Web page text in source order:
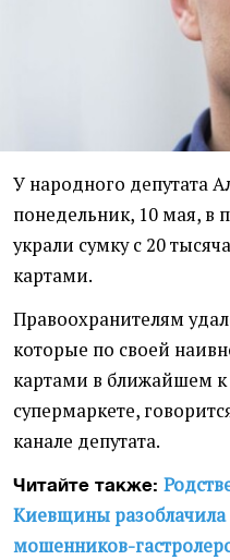
У народного депутата
понедельник, 10 мая, в
украли сумку с 20
картами.
Правоохранителям
которые по своей
картами в ближайшем
супермаркете,
канале депутата.
Читайте также:
Киевщины разоблачила
мошенников-